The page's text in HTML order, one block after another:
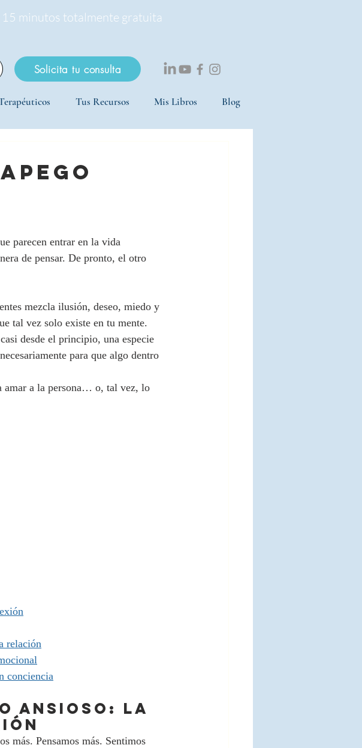
minutos totalmente gratuita
Solicita tu consulta
Tus Recursos Mis Libros Blog
parecen entrar en la vida
de pensar. De pronto, el otro
mezcla ilusión, deseo, miedo y
tal vez solo existe en tu mente.
desde el principio, una especie
para que algo dentro
amar a la persona… o, tal vez, lo
relación
conciencia
ansioso: la
más. Pensamos más. Sentimos